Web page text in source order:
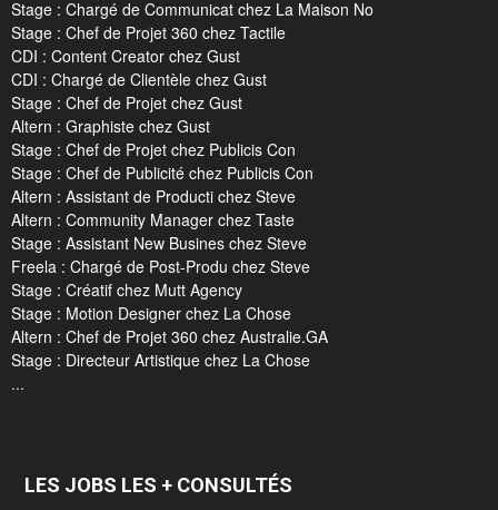
Stage : Chargé de Communicat chez La Maison No
Stage : Chef de Projet 360 chez Tactile
CDI : Content Creator chez Gust
CDI : Chargé de Clientèle chez Gust
Stage : Chef de Projet chez Gust
Altern : Graphiste chez Gust
Stage : Chef de Projet chez Publicis Con
Stage : Chef de Publicité chez Publicis Con
Altern : Assistant de Producti chez Steve
Altern : Community Manager chez Taste
Stage : Assistant New Busines chez Steve
Freela : Chargé de Post-Produ chez Steve
Stage : Créatif chez Mutt Agency
Stage : Motion Designer chez La Chose
Altern : Chef de Projet 360 chez Australie.GA
Stage : Directeur Artistique chez La Chose
...
LES JOBS LES + CONSULTÉS